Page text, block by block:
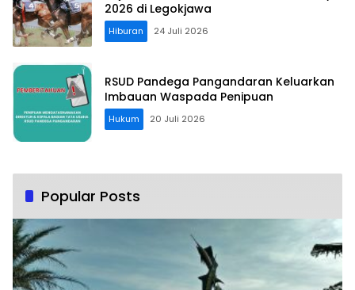
2026 di Legokjawa
Hiburan 24 Juli 2026
RSUD Pandega Pangandaran Keluarkan
Imbauan Waspada Penipuan
Hukum 20 Juli 2026
Popular Posts